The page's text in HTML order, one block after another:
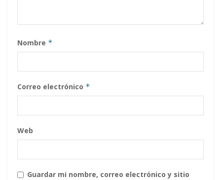
Nombre *
Correo electrónico *
Web
Guardar mi nombre, correo electrónico y sitio